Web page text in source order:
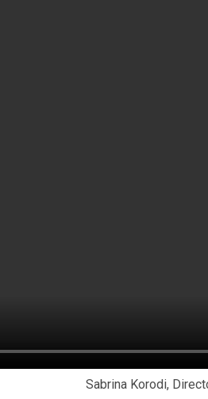
Sabrina Korodi,